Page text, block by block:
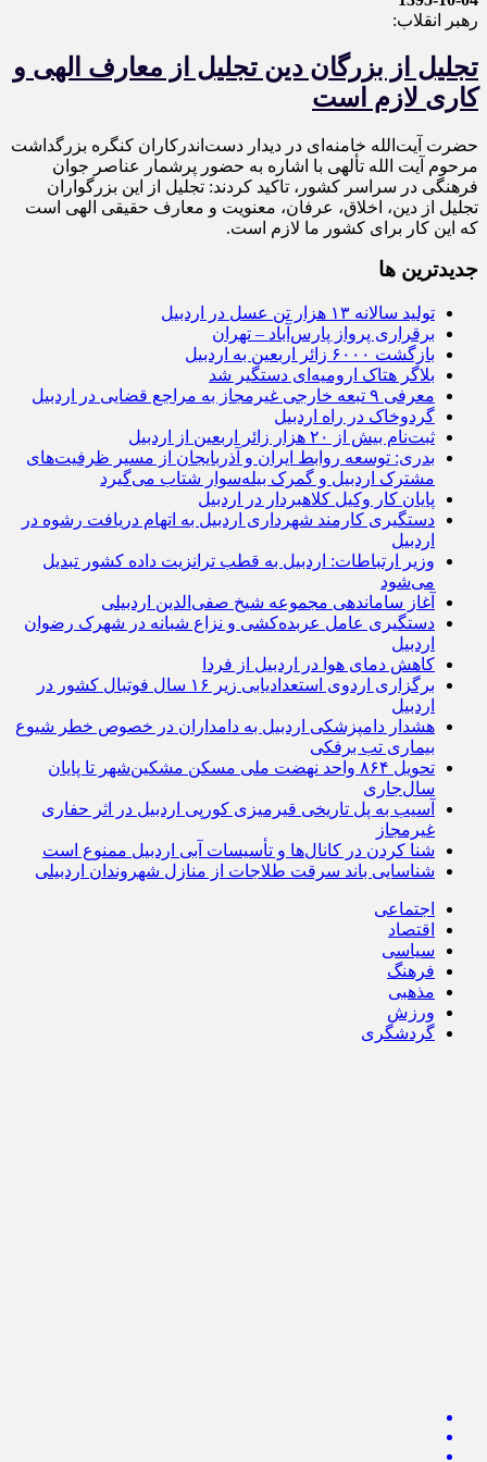
رهبر انقلاب:
تجلیل از بزرگان دین تجلیل از معارف الهی و
کاری لازم است
حضرت آیت‌الله خامنه‌ای در دیدار دست‌اندرکاران کنگره بزرگداشت
مرحوم آیت الله تألهی با اشاره به حضور پرشمار عناصر جوان
فرهنگی در سراسر کشور، تاکید کردند: تجلیل از این بزرگواران
تجلیل از دین، اخلاق، عرفان، معنویت و معارف حقیقی الهی است
که این کار برای کشور ما لازم است.
جديدترين ها
تولید سالانه ۱۳ هزار تن عسل در اردبیل
برقراری پرواز پارس‌آباد – تهران
بازگشت ۶۰۰۰ زائر اربعین به اردبیل
بلاگر هتاک ارومیه‌ای دستگیر شد
معرفی ۹ تبعه خارجی غیرمجاز به مراجع قضایی در اردبیل
گردوخاک در راه اردبیل
ثبت‌نام بیش از ۲۰ هزار زائر اربعین از اردبیل
بدری: توسعه روابط ایران و آذربایجان از مسیر ظرفیت‌های
مشترک اردبیل و گمرک بیله‌سوار شتاب می‌گیرد
پایان کار وکیل کلاهبردار در اردبیل
دستگیری کارمند شهرداری اردبیل به اتهام دریافت رشوه در
اردبیل
وزیر ارتباطات: اردبیل به قطب ترانزیت داده کشور تبدیل
می‌شود
آغاز ساماندهی مجموعه شیخ صفی‌الدین اردبیلی
دستگیری عامل عربده‌کشی و نزاع شبانه در شهرک رضوان
اردبیل
کاهش دمای هوا در اردبیل از فردا
برگزاری اردوی استعدادیابی زیر ۱۶ سال فوتبال کشور در
اردبیل
هشدار دامپزشکی اردبیل به دامداران در خصوص خطر شیوع
بیماری تب برفکی
تحویل ۸۶۴ واحد نهضت ملی مسکن مشکین‌شهر تا پایان
سال‌جاری
آسیب به پل تاریخی قیرمیزی کورپی اردبیل در اثر حفاری
غیرمجاز
شنا کردن در کانال‌ها و تأسیسات آبی اردبیل ممنوع است
شناسایی باند سرقت طلاجات از منازل شهروندان اردبیلی
اجتماعی
اقتصاد
سیاسی
فرهنگ
مذهبی
ورزش
گردشگری